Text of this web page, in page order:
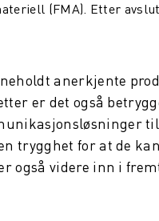
(FMA). Etter
anerkjente
er det også
trygghet for at de
også videre inn i